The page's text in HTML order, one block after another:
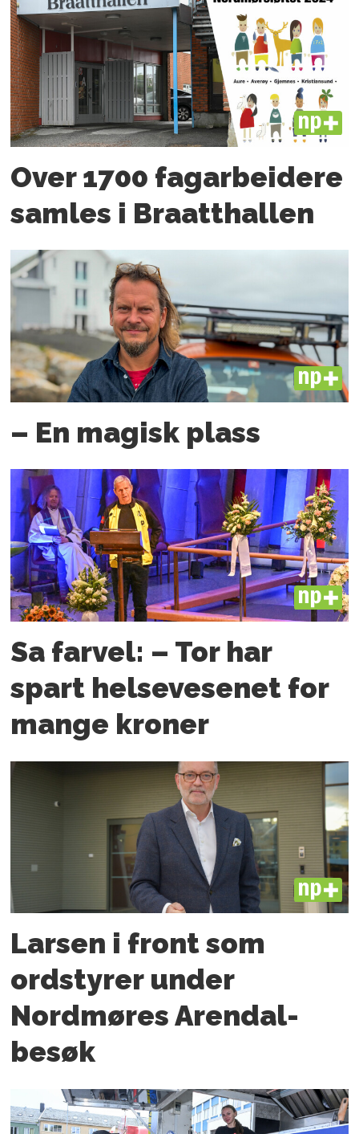
PLUS
Over 1700 fagarbeidere
samles i Braatthallen
PLUS
– En magisk plass
PLUS
Sa farvel: – Tor har
spart helsevesenet for
mange kroner
PLUS
Larsen i front som
ordstyrer under
Nordmøres Arendal-
besøk